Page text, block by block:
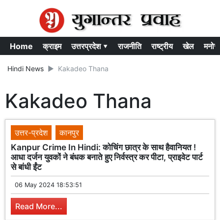
Home क्राइम उत्तरप्रदेश ▾ राजनीति राष्ट्रीय खेल
Hindi News Kakadeo Thana
Kakadeo Thana
उत्तर-प्रदेश
कानपुर
Kanpur Crime In Hindi: कोचिंग छात्र के साथ हैवानियत !
आधा दर्जन युवकों ने बंधक बनाते हुए निर्वस्त्र कर पीटा, प्राइवेट पार्ट
से बांधी ईंट
06 May 2024 18:53:51
Read More...